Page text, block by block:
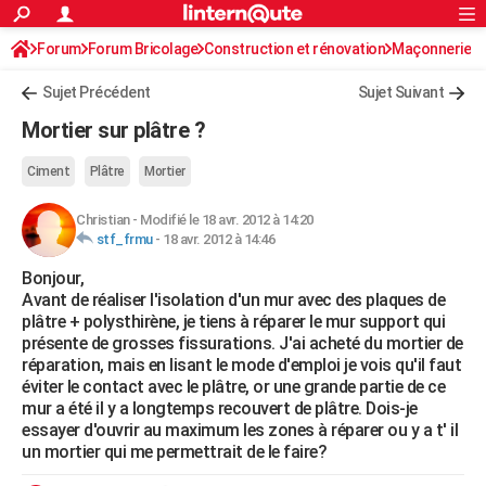
ACTUALITÉS
Politique
Société
Faits Divers
Education
Monde
Villes
+
AUTO
Essais
Réserver un essai
Citadines
Berlines
SUV
Forum auto
+HIGH-TECH
Mobiles
Meilleur smartphone
Internet
Ordinateurs
Jeux vidéo
Guide high-tech
+BRICOLAGE
Forum
Aménagement intérieur
Extérieur
Cuisine
Salle de bains
Jardinage
Rangement
WEEK-END
Guides de France
Escapades
Patrimoine
Expositions
Musées
Week-end nature
+LIFESTYLE
Art de vivre
Bien-être
Loisirs
Mode
Modes de vie
SANTE
Alimentation
Guide de la santé
Maladies
Médicaments
Sommeil
Rechercher
S'inscrire
Connexion
Forum Forum Bricolage Construction et rénovation Maçonnerie
Sujet Précédent Sujet Suivant
Mortier sur plâtre ?
Ciment Plâtre Mortier
Christian- Modifié le 18 avr. 2012 à 14:20
stf_frmu- 18 avr. 2012 à 14:46
Bonjour,
Avant de réaliser l'isolation d'un mur avec des plaques de
plâtre + polysthirène, je tiens à réparer le mur support qui
présente de grosses fissurations. J'ai acheté du mortier de
réparation, mais en lisant le mode d'emploi je vois qu'il faut
éviter le contact avec le plâtre, or une grande partie de ce
mur a été il y a longtemps recouvert de plâtre. Dois-je
essayer d'ouvrir au maximum les zones à réparer ou y a t' il
un mortier qui me permettrait de le faire?